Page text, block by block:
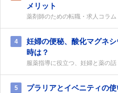
メリット
薬剤師のための転職・求人コラム
4
妊婦の便秘、酸化マグネ
時は？
服薬指導に役立つ、妊婦と薬の話
5
プラリアとイベニティの